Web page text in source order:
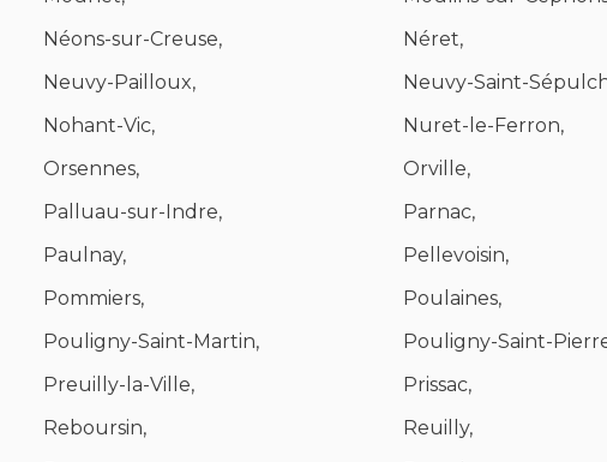
Néons-sur-Creuse,
Néret,
Neuvy-Pailloux,
Neuvy-Saint-
Nohant-Vic,
Nuret-le-Ferron,
Orsennes,
Orville,
Palluau-sur-Indre,
Parnac,
Paulnay,
Pellevoisin,
Pommiers,
Poulaines,
Pouligny-Saint-Martin,
Pouligny-Saint-
Preuilly-la-Ville,
Prissac,
Reboursin,
Reuilly,